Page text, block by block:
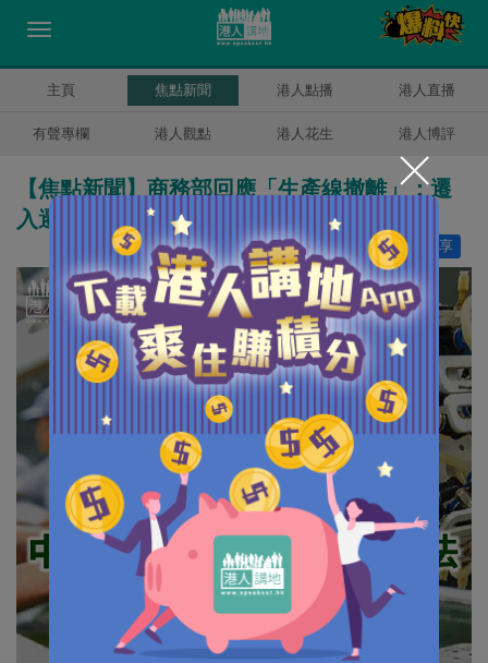
主頁 焦點新聞 港人點播 港人直播
有聲專欄 港人觀點 港人花生 港人博評
【焦點新聞】商務部回應「生產線撤離」：遷
入遷出是市場正常現象
分享
讚好 0